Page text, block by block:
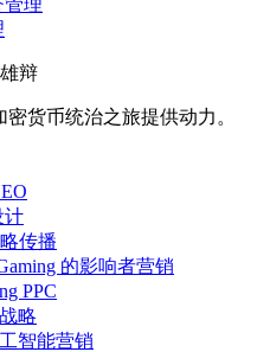
管理
辩
货币统治之旅提供动力。
计
传播
的影响者营销
PPC
略
智能营销